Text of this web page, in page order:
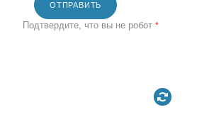
ОТПРАВИТЬ
Подтвердите, что вы не робот *